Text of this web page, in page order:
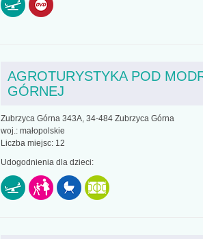
AGROTURYSTYKA POD
GÓRNEJ
Zubrzyca Górna 343A, 34-484 Zubrzyca Górna
woj.: małopolskie
Liczba miejsc: 12
Udogodnienia dla dzieci: